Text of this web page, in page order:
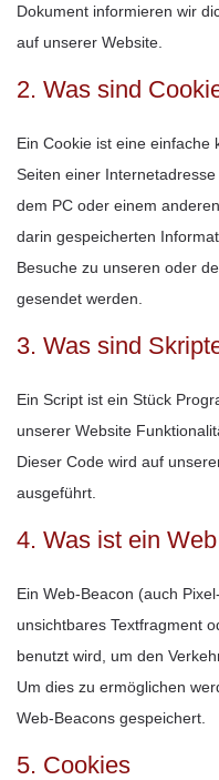
Dokument informieren wir
auf unserer Website.
2. Was sind
Ein Cookie ist eine einfache
Seiten einer
dem PC oder einem
darin gespeicherten
Besuche zu unseren oder
gesendet werden.
3. Was sind
Ein Script ist ein Stück
unserer Website
Dieser Code wird auf
ausgeführt.
4. Was ist ein
Ein Web-Beacon (auch
unsichtbares Textfragment
benutzt wird, um den
Um dies zu ermöglichen
Web-Beacons gespeichert.
5. Cookies